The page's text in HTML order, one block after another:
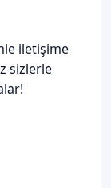
iletişime
sizlerle